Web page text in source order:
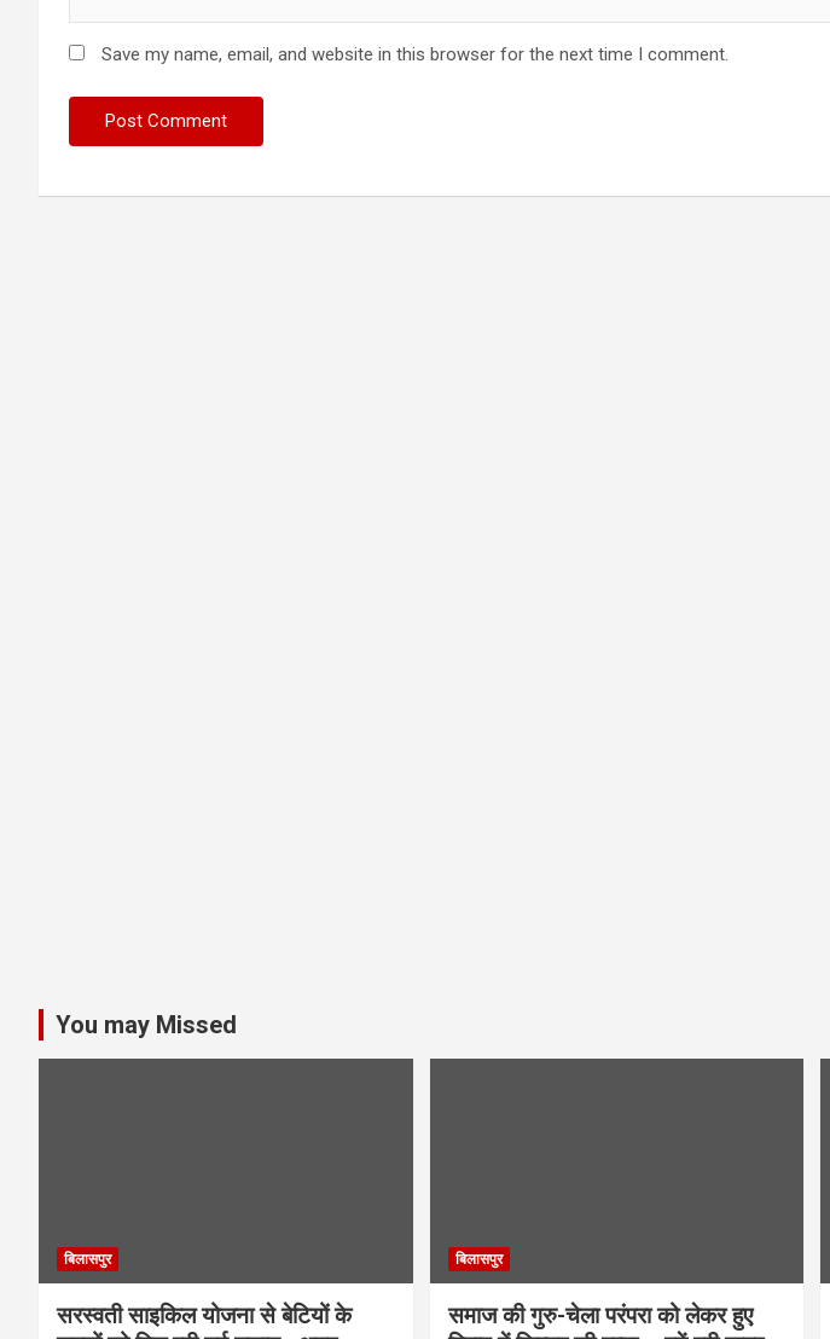
Save my name, email, and website in this browser for the next time I comment.
You may Missed
बिलासपुर
सरस्वती साइकिल योजना से बेटियों के
बिलासपुर
समाज की गुरु-चेला परंपरा को लेकर हुए